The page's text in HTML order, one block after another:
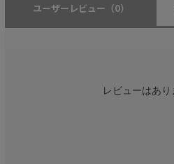
ユーザーレビュー （0）
レビューはあり